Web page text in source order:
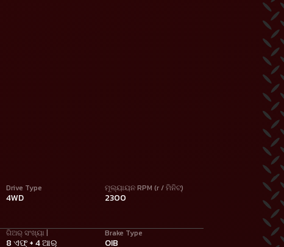
Drive Type
4WD
ମୂଲ୍ୟାୟନ RPM (r / ମିନିଟ୍)
2300
ଗିଅର୍ ସଂଖ୍ୟା |
8 ଏଫ୍ + 4 ଆର୍
Brake Type
OIB